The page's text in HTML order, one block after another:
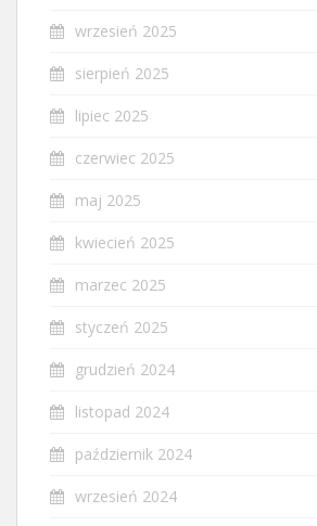
wrzesień 2025
sierpień 2025
lipiec 2025
czerwiec 2025
maj 2025
kwiecień 2025
marzec 2025
styczeń 2025
grudzień 2024
listopad 2024
październik 2024
wrzesień 2024